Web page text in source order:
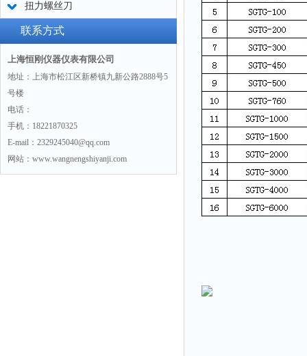
扭力螺丝刀
联系方式
上海恒刚仪器仪表有限公司
地址：上海市松江区新桥镇九新公路2888号5
号楼
电话：
手机：18221870325
E-mail：2329245040@qq.com
网站：www.wangnengshiyanji.com